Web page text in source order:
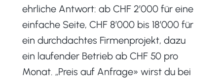
ehrliche Antwort: ab CHF 2’000 für eine
einfache Seite, CHF 8’000 bis 18’000 für
ein durchdachtes Firmenprojekt, dazu
ein laufender Betrieb ab CHF 50 pro
Monat. „Preis auf Anfrage» wirst du bei